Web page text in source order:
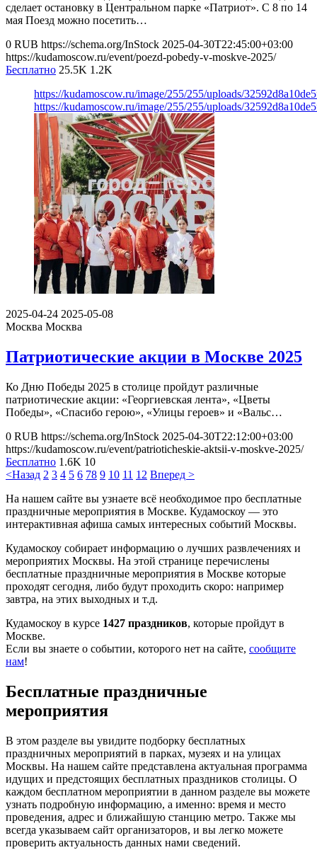
сделает остановку в Центральном парке «Патриот». С 8 по 14
мая Поезд можно посетить…
0 RUB https://schema.org/InStock 2025-04-30T22:45:00+03:00
https://kudamoscow.ru/event/poezd-pobedy-v-moskve-2025/
Бесплатно 25.5K 1.2K
https://kudamoscow.ru/image/255/255/uploads/
https://kudamoscow.ru/image/255/255/uploads/
2025-04-24 2025-05-08
Москва Москва
Патриотические акции в Москве 2025
Ко Дню Победы 2025 в столице пройдут различные
патриотические акции: «Георгиевская лента», «Цветы
Победы», «Спасибо герою», «Улицы героев» и «Вальс…
0 RUB https://schema.org/InStock 2025-04-30T22:12:00+03:00
https://kudamoscow.ru/event/patrioticheskie-aktsii-v-moskve-2025/
Бесплатно 1.6K 10
<Назад 2 3 4 5 6 78 9 10 11 12 Вперед >
На нашем сайте вы узнаете всё необходимое про бесплатные
праздничные мероприятия в Москве. Кудамоскоу — это
интерактивная афиша самых интересных событий Москвы.
Кудамоскоу собирает информацию о лучших развлечениях и
мероприятих Москвы. На этой странице перечислены
бесплатные праздничные мероприятия в Москве которые
проходят сегодня, либо будут проходить скоро: например
завтра, на этих выходных и т.д.
Кудамоскоу в курсе 1427 праздников, которые пройдут в
Москве.
Если вы знаете о событии, которого нет на сайте, сообщите
нам!
Бесплатные праздничные
мероприятия
В этом разделе вы увидите подборку бесплатных
праздничных мероприятий в парках, музеях и на улицах
Москвы. На нашем сайте представлена актуальная программа
идущих и предстоящих бесплатных праздников столицы. О
каждом бесплатном мероприятии в данном разделе вы можете
узнать подробную информацию, а именно: время и место
проведения, адрес и ближайшую станцию метро. Также мы
всегда указываем сайт организаторов, и вы легко можете
проверить актуальность данных нами сведений.